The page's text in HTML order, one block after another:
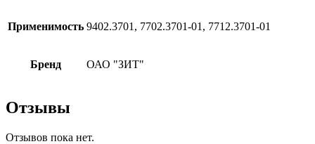
Применимость 9402.3701, 7702.3701-01, 7712.3701-01
Бренд ОАО "ЗИТ"
Отзывы
Отзывов пока нет.